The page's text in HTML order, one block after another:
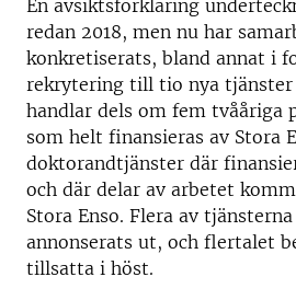
En avsiktsförklaring
redan 2018, men nu har
konkretiserats, bland annat i
rekrytering till tio nya tjänster
handlar dels om fem tvååriga
som helt finansieras av Stora
doktorandtjänster där
och där delar av arbetet
Stora Enso. Flera av
annonserats ut, och flertalet
tillsatta i höst.